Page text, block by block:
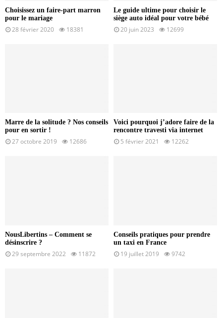
Choisissez un faire-part marron
pour le mariage
28 février 2020 18381
Le guide ultime pour choisir le
siège auto idéal pour votre bébé
20 juin 2023 12699
Marre de la solitude ? Nos conseils
pour en sortir !
27 octobre 2019 12686
Voici pourquoi j’adore faire de la
rencontre travesti via internet
5 février 2021 12262
NousLibertins – Comment se
désinscrire ?
29 septembre 2022 11872
Conseils pratiques pour prendre
un taxi en France
19 juillet 2019 9742